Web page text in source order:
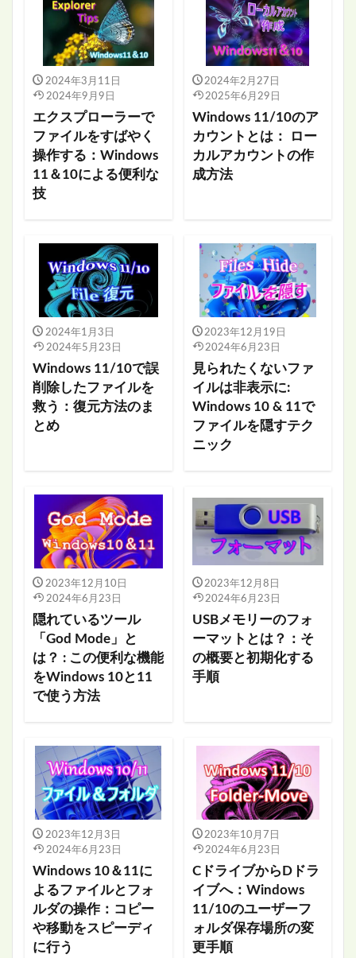
2024年3月11日
2024年9月9日
エクスプローラーで
ファイルをすばやく
操作する：Windows
11＆10による便利な
技
2024年2月27日
2025年6月29日
Windows 11/10のア
カウントとは： ロー
カルアカウントの作
成方法
2024年1月3日
2024年5月23日
Windows 11/10で誤
削除したファイルを
救う：復元方法のま
とめ
2023年12月19日
2024年6月23日
見られたくないファ
イルは非表示に:
Windows 10 & 11で
ファイルを隠すテク
ニック
2023年12月10日
2024年6月23日
隠れているツール
「God Mode」と
は？ : この便利な機能
をWindows 10と11
で使う方法
2023年12月8日
2024年6月23日
USBメモリーのフォ
ーマットとは？：そ
の概要と初期化する
手順
2023年12月3日
2024年6月23日
Windows 10＆11に
よるファイルとフォ
ルダの操作：コピー
や移動をスピーディ
に行う
2023年10月7日
2024年6月23日
CドライブからDドラ
イブへ：Windows
11/10のユーザーフ
ォルダ保存場所の変
更手順